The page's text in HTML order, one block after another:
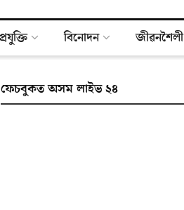
প্ৰযুক্তি বিনোদন জীৱনশৈলী
ফেচবুকত অসম লাইভ ২৪